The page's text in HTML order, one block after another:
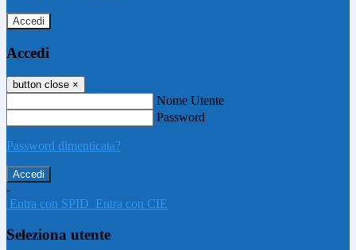
Accedi
Accedi
button close ×
Nome Utente
Password
Password dimenticata?
-
Entra con SPID Entra con CIE
Seleziona utente